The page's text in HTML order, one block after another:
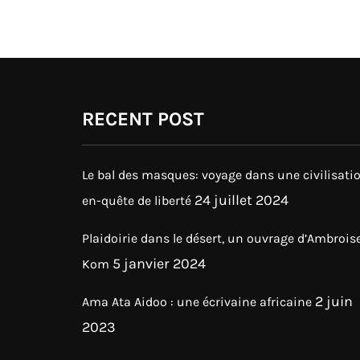
RECENT POST
Le bal des masques: voyage dans une
en-quête de liberté 24 juillet 2024
Plaidoirie dans le désert, un ouvrage
Kom 5 janvier 2024
Ama Ata Aidoo : une écrivaine africaine 2 juin
2023